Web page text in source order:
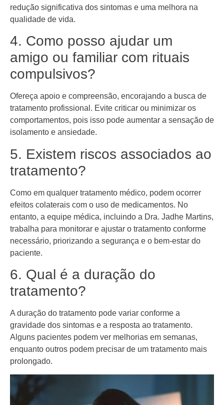
redução significativa dos sintomas e uma melhora na
qualidade de vida.
4. Como posso ajudar um
amigo ou familiar com rituais
compulsivos?
Ofereça apoio e compreensão, encorajando a busca de
tratamento profissional. Evite criticar ou minimizar os
comportamentos, pois isso pode aumentar a sensação de
isolamento e ansiedade.
5. Existem riscos associados ao
tratamento?
Como em qualquer tratamento médico, podem ocorrer
efeitos colaterais com o uso de medicamentos. No
entanto, a equipe médica, incluindo a Dra. Jadhe Martins,
trabalha para monitorar e ajustar o tratamento conforme
necessário, priorizando a segurança e o bem-estar do
paciente.
6. Qual é a duração do
tratamento?
A duração do tratamento pode variar conforme a
gravidade dos sintomas e a resposta ao tratamento.
Alguns pacientes podem ver melhorias em semanas,
enquanto outros podem precisar de um tratamento mais
prolongado.